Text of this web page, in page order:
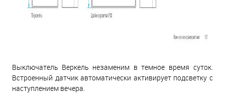
Выключатель Веркель незаменим в темное время суток.
Встроенный датчик автоматически активирует подсветку с
наступлением вечера.